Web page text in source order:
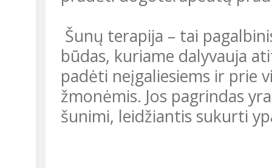
Šunų terapija – tai pagalbinis reabilitacijos ir gydymo proceso
būdas, kuriame dalyvauja
padėti neįgaliesiems ir prie
žmonėmis. Jos pagrindas
šunimi, leidžiantis sukurti